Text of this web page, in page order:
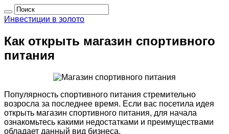
Инвестиции в золото
Как открыть магазин спортивного
питания
Популярность спортивного питания стремительно
возросла за последнее время. Если вас посетила идея
открыть магазин спортивного питания, для начала
ознакомьтесь какими недостатками и преимуществами
обладает данный вид бизнеса.